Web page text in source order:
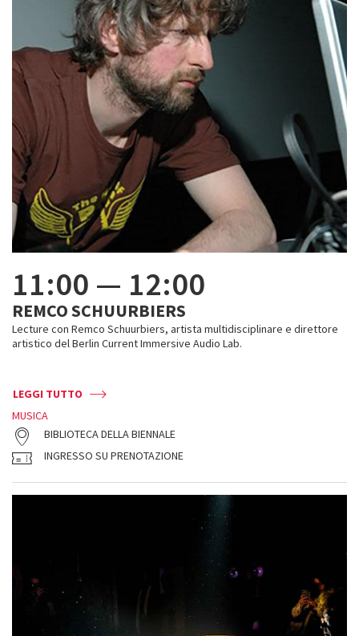
11:00 — 12:00
REMCO SCHUURBIERS
Lecture con Remco Schuurbiers, artista multidisciplinare e direttore
artistico del Berlin Current Immersive Audio Lab.
LEGGI TUTTO
MUSICA
BIBLIOTECA DELLA BIENNALE
INGRESSO SU PRENOTAZIONE